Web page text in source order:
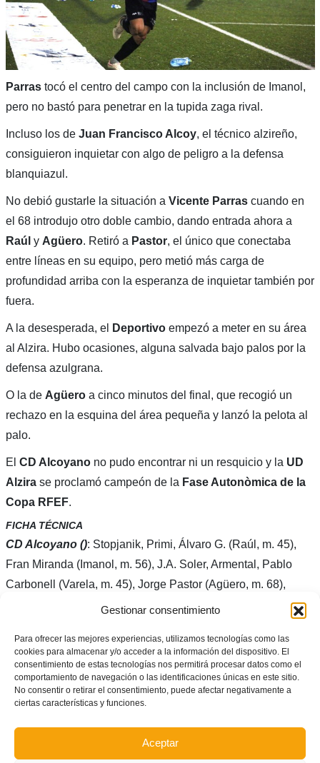
Gestionar consentimiento
Para ofrecer las mejores experiencias, utilizamos tecnologías como las
cookies para almacenar y/o acceder a la información del dispositivo. El
consentimiento de estas tecnologías nos permitirá procesar datos como el
comportamiento de navegación o las identificaciones únicas en este sitio.
No consentir o retirar el consentimiento, puede afectar negativamente a
ciertas características y funciones.
Aceptar
Parrastocó el centro del campo con la inclusión de Imanol,
pero no bastó para penetrar en la tupida zaga rival.
Incluso los de Juan Francisco Alcoy, el técnico alzireño,
consiguieron inquietar con algo de peligro a la defensa
blanquiazul.
No debió gustarle la situación a Vicente Parrascuando en
el 68 introdujo otro doble cambio, dando entrada ahora a
Raúl y Agüero. Retiró a Pastor, el único que conectaba
entre líneas en su equipo, pero metió más carga de
profundidad arriba con la esperanza de inquietar también por
fuera.
A la desesperada, el Deportivoempezó a meter en su área
al Alzira. Hubo ocasiones, alguna salvada bajo palos por la
defensa azulgrana.
O la de Agüeroa cinco minutos del final, que recogió un
rechazo en la esquina del área pequeña y lanzó la pelota al
palo.
El CD Alcoyano no pudo encontrar ni un resquicio y la UD
Alzirase proclamó campeón de la Fase Autonòmica de la
Copa RFEF.
FICHA TÉCNICA
CD Alcoyano (): Stopjanik, Primi, Álvaro G. (Raúl, m. 45),
Fran Miranda (Imanol, m. 56), J.A. Soler, Armental, Pablo
Carbonell (Varela, m. 45), Jorge Pastor (Agüero, m. 68),
Montava, Rubio y Víctor (Raúl G.R., m. 68).
Marenyà, m. 45), Lado (Marza, m. 86), Álvaro Gómez, Carlos
M, Carlos Selfa (Peleteiro, m. 45), Pitu (Sergio González, m.
77), Íker B. y J. Serra (Zarzo, m. 89).